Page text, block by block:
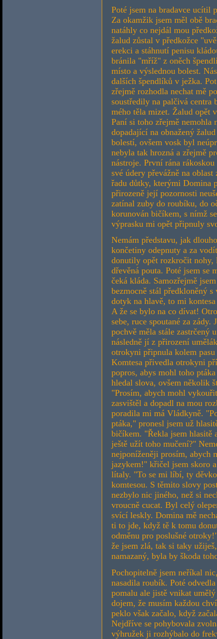
Poté jsem na bradavce ucítil
Za okamžik jsem měl obě
natáhly co nejdál mou
žalud zůstal v předkožce
erekci a stáhnutí penisu
bránila "mříž" z oněch
místo a výslednou bolest.
dalších špendlíků v ježka.
zřejmě rozhodla nechat mě
soustředily na palčivá centra
mého těla mizet. Žalud opět
Paní si toho zřejmě nemohla
dopadající na obnažený
bolestí, ovšem vosk byl
nebyla tak hrozná a zřejmě
nástroje. První rána
své údery převážně na
řadu důtky, kterými Domina
přirozeně její pozornosti
zatínal zuby do roubíku, do
korunován bičíkem, s nímž
výprasku mi opět připnuly
Nemám představu, jak
končetiny odepnuty a za
donutily opět rozkročit nohy,
dřevěná pouta. Poté jsem se
čeká kláda. Samozřejmě
bezmocně stál předkloněný
dotyk na hlavě, to mi
A že se bylo na co dívat!
sebe, ruce spoutané za
pochvě měla stále zastrčený
následně jí z přirození
otrokyni připnula kolem
Komtesa přivedla otrokyni
popros, abys mohl toho
hledal slova, ovšem několik
"Prosím, abych mohl
zasvištěl a dopadl na mou
poradila mi má Vládkyně.
ptáka," pronesl jsem už
bičíkem. "Řekla jsem hlasitě
ještě užít toho mučení?"
nejponíženěji prosím, abych
jazykem!" křičel jsem skoro
lítaly. "To se mi líbí, ty
komtesou. S těmito slovy
nezbylo nic jiného, než si
vroucně cucat. Byl celý
svící leskly. Domina mě
ti to jde, když tě k tomu
odměnu pro poslušné
že jsem zlá, tak si taky
namazaný, byla by škoda
Pochopitelně jsem neříkal
nasadila roubík. Poté
pomalu ale jistě vnikat
dojem, že musím každou
peklo však začalo, když
Nejdříve se pohybovala
výhružek ji rozhýbalo do